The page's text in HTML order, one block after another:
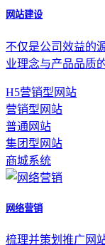
网站建设
不仅是公司效益的
业理念与产品品质
H5营销型网站
营销型网站
普通网站
集团型网站
商城系统
网络营销
梳理并策划推广网